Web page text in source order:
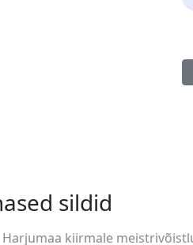
sildid
Harjumaa kiirmale